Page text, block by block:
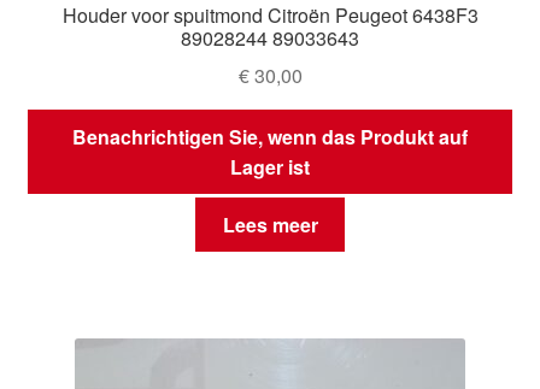
Houder voor spuitmond Citroën Peugeot 6438F3
89028244 89033643
€30,00
Benachrichtigen Sie, wenn das Produkt auf
Lager ist
Lees meer